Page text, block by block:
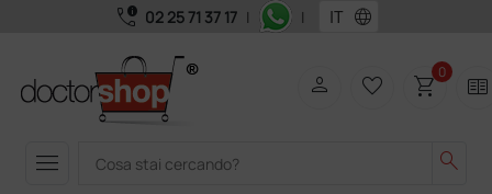
call_quality 02 25 71 37 17 | | language
menu search
person favorite_border shopping_cart0 two_pager